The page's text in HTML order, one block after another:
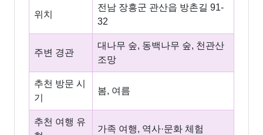
위치
전남 장흥군 관산읍 방촌길 91-
32
주변 경관
대나무 숲, 동백나무 숲, 천관산
조망
추천 방문 시
기
봄, 여름
추천 여행 유
가족 여행, 역사·문화 체험